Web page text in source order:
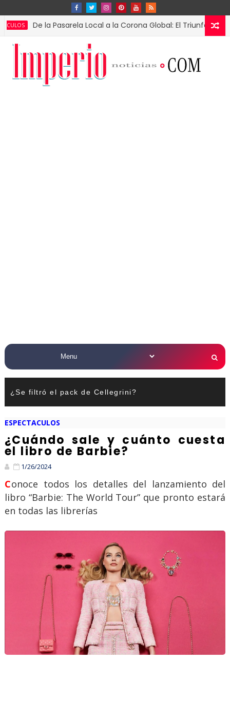
la Pasarela Local a la Corona Global: El Triunfo de Fátima
¿Se filtró el pack de Cellegrini?
ESPECTACULOS
¿Cuándo sale y cuánto cuesta
el libro de Barbie?
1/26/2024
Conoce todos los detalles del lanzamiento del
libro “Barbie: The World Tour” que pronto estará
en todas las librerías